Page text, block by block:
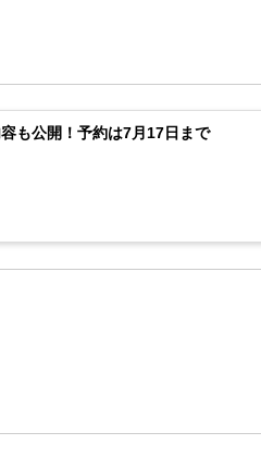
も公開！予約は7月17日まで